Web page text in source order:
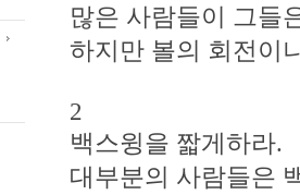
많은 사람들이 그들
하지만 볼의 회전이
2
백스윙을 짧게하라.
대부분의 사람들은